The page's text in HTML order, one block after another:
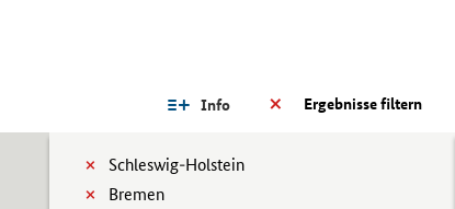
Ergebnisse filtern
Info
Schleswig-Holstein
Bremen